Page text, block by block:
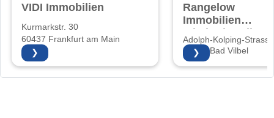
VIDI Immobilien
Kurmarkstr. 30
60437 Frankfurt am Main
❯
Rangelow
Immobilien
Inhaberin: Elke
Rangelow
Adolph-Kolping-
61118 Bad Vilbel
❯